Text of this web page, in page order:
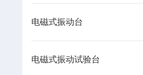
电磁式振动台
电磁式振动试验台